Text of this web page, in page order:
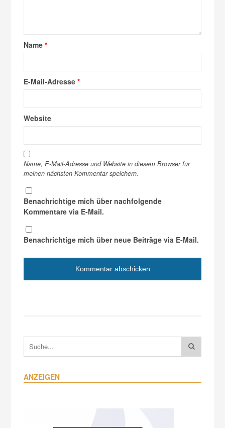
Name*
E-Mail-Adresse*
Website
Name, E-Mail-Adresse und Website in diesem Browser für
meinen nächsten Kommentar speichern.
Benachrichtige mich über nachfolgende
Kommentare via E-Mail.
Benachrichtige mich über neue Beiträge via E-Mail.
ANZEIGEN